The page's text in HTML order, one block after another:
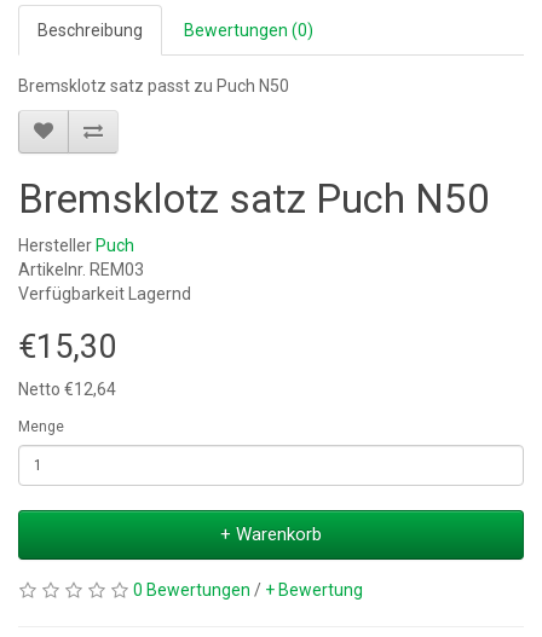
Beschreibung Bewertungen (0)
Bremsklotz satz passt zu Puch N50
Bremsklotz satz Puch N50
Hersteller Puch
Artikelnr. REM03
Verfügbarkeit Lagernd
€15,30
Netto €12,64
Menge
+ Warenkorb
0 Bewertungen / + Bewertung